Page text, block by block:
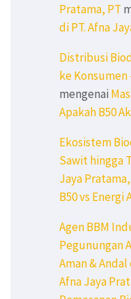
Pratama, PT
di PT. Afna
Distribusi
ke Konsumen
mengenai
Apakah B50
Ekosistem
Sawit hingga
Jaya
B50 vs
Agen BBM
Pegunungan
Aman &
Afna Jaya